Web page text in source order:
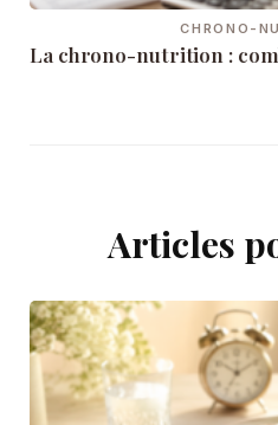
CHRONO-
La chrono-nutrition :
Articles